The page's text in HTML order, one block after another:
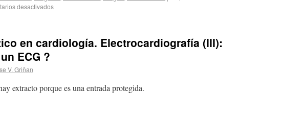
desactivados
en cardiología. Electrocardiografía (III):
ECG ?
V. Griñan
extracto porque es una entrada protegida.